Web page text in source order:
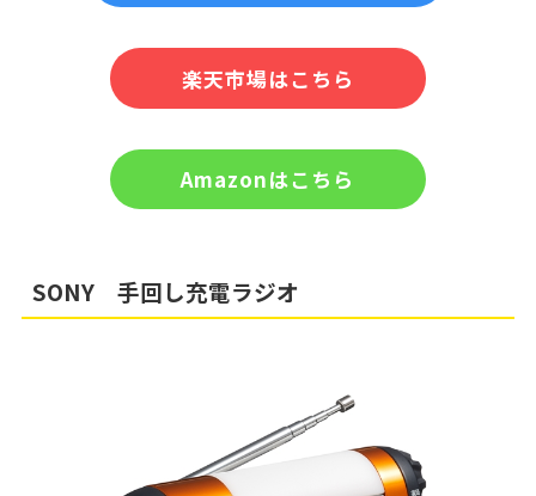
楽天市場はこちら
Amazonはこちら
SONY 手回し充電ラジオ